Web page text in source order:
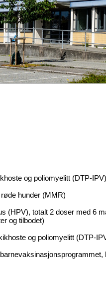
og poliomyelitt (DTP-IPV)
hunder (MMR)
(HPV), totalt 2 doser med 6
og tilbodet)
og poliomyelitt (DTP-